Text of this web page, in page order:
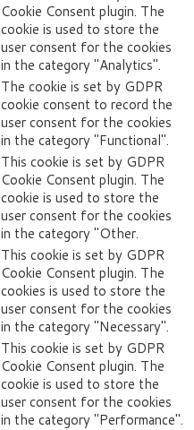
Cookie Consent plugin. The
cookie is used to store the
user consent for the cookies
in the category "Analytics".
The cookie is set by GDPR
cookie consent to record the
user consent for the cookies
in the category "Functional".
This cookie is set by GDPR
Cookie Consent plugin. The
cookie is used to store the
user consent for the cookies
in the category "Other.
This cookie is set by GDPR
Cookie Consent plugin. The
cookies is used to store the
user consent for the cookies
in the category "Necessary".
This cookie is set by GDPR
Cookie Consent plugin. The
cookie is used to store the
user consent for the cookies
in the category "Performance".